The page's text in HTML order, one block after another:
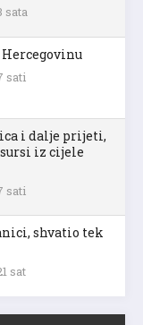
sata
sati
i dalje prijeti,
iz cijele
sati
shvatio tek
sat